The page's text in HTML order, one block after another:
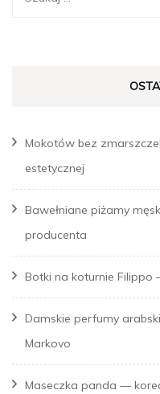
Mokotów bez
estetycznej
Bawełniane piżamy
producenta
Botki na koturnie
Damskie perfumy
Markovo
Maseczka panda —